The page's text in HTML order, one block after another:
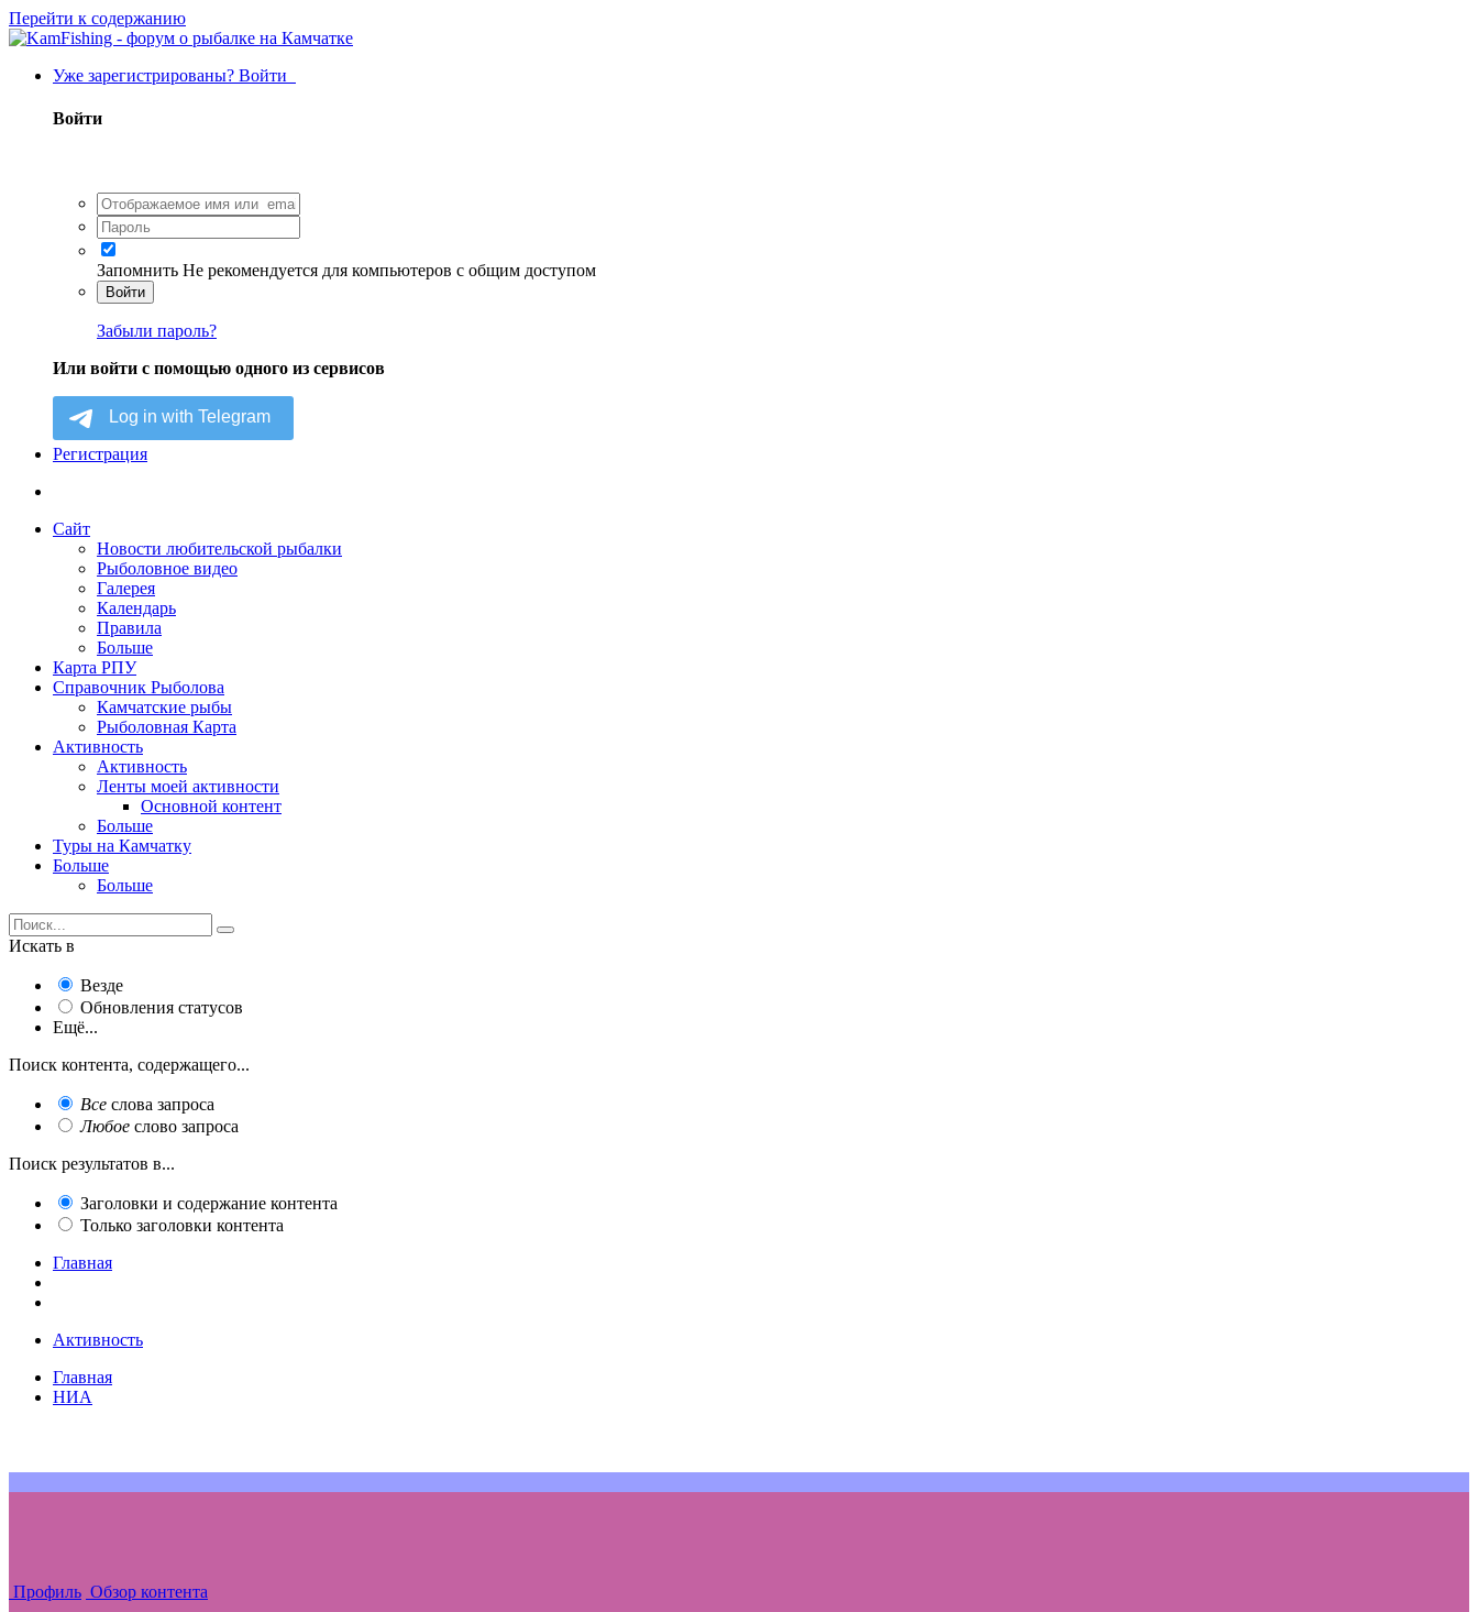
Перейти к содержанию
Уже зарегистрированы? Войти
Войти
Запомнить Не рекомендуется для компьютеров с общим доступом
Войти
Забыли пароль?
Или войти с помощью одного из сервисов
Регистрация
Сайт
Новости любительской рыбалки
Рыболовное видео
Галерея
Календарь
Правила
Больше
Карта РПУ
Справочник Рыболова
Камчатские рыбы
Рыболовная Карта
Активность
Активность
Ленты моей активности
Основной контент
Больше
Туры на Камчатку
Больше
Больше
Искать в
Везде
Обновления статусов
Ещё...
Поиск контента, содержащего...
Все слова запроса
Любое слово запроса
Поиск результатов в...
Заголовки и содержание контента
Только заголовки контента
Главная
Активность
Главная
НИА
Профиль Обзор контента